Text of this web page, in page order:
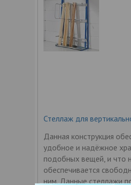
Стеллаж для
Данная конструкция
удобное и надёжное
подобных вещей, и что
обеспечивается
ним. Данные стеллажи